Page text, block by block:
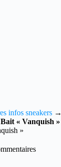
infos sneakers →
« Vanquish »
»